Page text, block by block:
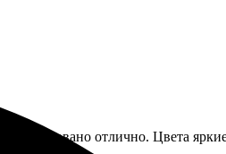
упаковано отлично. Цвета